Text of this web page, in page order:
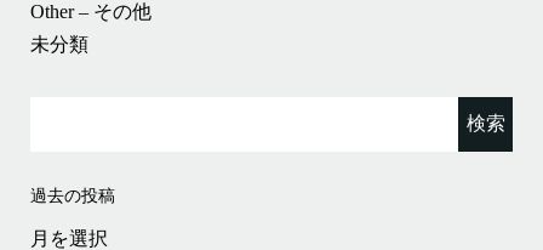
Other – その他
未分類
過去の投稿
過